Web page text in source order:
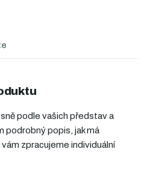
podle vašich představ a
podrobný popis, jak má
zpracujeme individuální